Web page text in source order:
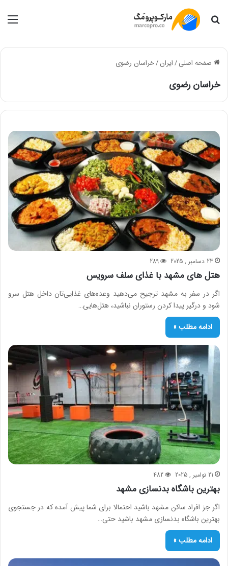
جستجو
صفحه اصلی/ایران/خراسان رضوی
خراسان رضوی
23 دسامبر , 2025 289
هتل‌ های مشهد با غذای سلف سرویس
اگر در سفر به مشهد ترجیح می‌دهید وعده‌های غذایی‌تان داخل هتل سرو
شود و درگیر پیدا کردن رستوران نباشید، هتل‌هایی…
ادامه مطلب »
21 نوامبر , 2025 482
بهترین باشگاه‌ بدنسازی مشهد
اگر جز افراد ساکن مشهد باشید احتمالا برای شما پیش آمده که در جستجوی
بهترین باشگاه‌‌‌ بدنسازی مشهد باشید حتی…
ادامه مطلب »